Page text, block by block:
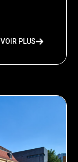
VOIR PLUS